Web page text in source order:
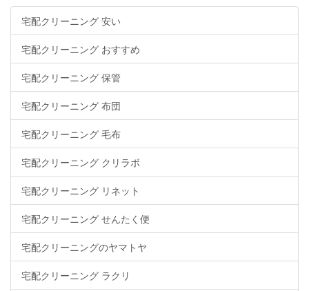
宅配クリーニング 安い
宅配クリーニング おすすめ
宅配クリーニング 保管
宅配クリーニング 布団
宅配クリーニング 毛布
宅配クリーニング クリラボ
宅配クリーニング リネット
宅配クリーニング せんたく便
宅配クリーニングのヤマトヤ
宅配クリーニング ラクリ